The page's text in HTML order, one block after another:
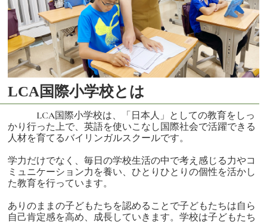
LCA国際小学校とは
LCA国際小学校は、「日本人」としての教育をしっ
かり行った上で、英語を使いこなし国際社会で活躍できる
人材を育てるバイリンガルスクールです。
学力だけでなく、毎日の学校生活の中で考え感じる力やコ
ミュニケーション力を養い、ひとりひとりの個性を活かし
た教育を行っています。
ありのままの子どもたちを認めることで子どもたちは自ら
自己肯定感を高め、成長していきます。学校は子どもたち